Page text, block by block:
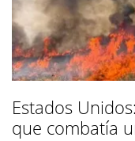
Estados
que combatía